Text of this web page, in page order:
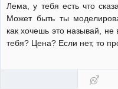
Лема, у тебя есть что
Может быть ты
как хочешь это называй,
тебя? Цена? Если нет, то